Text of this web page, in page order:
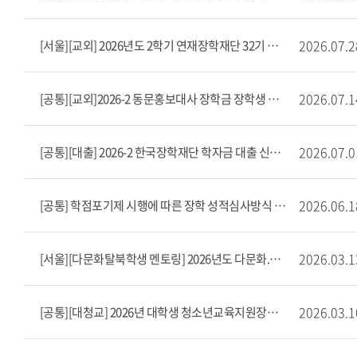
[서울][교외] 2026년도 2학기 연재장학재단 32기 장학생 선발안내(~8/10)
[공통][교외]2026-2 동문홍보대사 장학금 장학생 모집(~8/12)
[공통][대출] 2026-2 한국장학재단 학자금 대출 신청 안내
[공통] 학점포기제 시행에 따른 장학 성적심사방식 안내
[서울][다문화탈북학생 멘토링] 2026년도 다문화.탈북(이주.북한배경)학생 멘토링 사업 장학생 모집 안내(상시 모집)
[공통][대청교] 2026년 대학생 청소년교육지원장학금 멘토 모집안내